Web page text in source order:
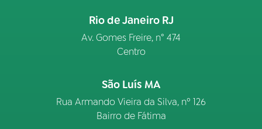
Rio de Janeiro RJ
Av. Gomes Freire, n° 474
Centro
São Luís MA
Rua Armando Vieira da Silva, nº 126
Bairro de Fátima